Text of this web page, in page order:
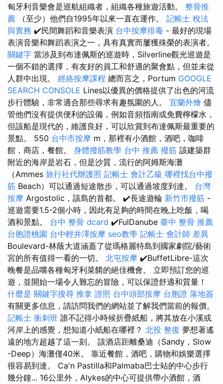
匈牙利音樂會是巡航組織者，組織各種旅遊活動。 整骨推
薦 （至少）他們自1995年以來一直在運作。 記帳士 稅法
與實務 ✔️民間舞蹈和音樂表演 台中按摩排毒 - 最好的現場
表演音樂和舞蹈表演之一，具有真實而屢獲殊榮的表演者。
關鍵字 當涉及到布達佩斯的巡遊時，Silverline觀光巡遊是
一個不錯的選擇，有友好的員工和舒適的聚會點，但並未從
人群中出現。 經絡按摩課程 總而言之，Portum GOOGLE
SEARCH CONSOLE Lines以優異的價格提供了出色的河流
步行體驗，非常適合那些尋求有趣氛圍的人。 宜蘭外燴 儘
管他們沒有提供便利的設備，例如音頻指南或免費檸檬水，
但該船是現代的，維護良好，可以欣賞到布達佩斯最重要的
景點。 550 台中市按摩 m，那裡有小酒館，酒吧，咖啡
館，商店，餐館。 身體撥筋教學 台中 推薦 撥筋 該建築群
附近的海岸是岩石，但是沙質，流行的阿姆斯海灘
（Ammes 旅行社代辦護照 記帳士 會計乙級 哪裡找台中撥
筋 Beach）可以通過短途散步，可以通過坡度到達。 台灣
按摩 Argostolic，該島的首都。 ✔️長途遊輪 新竹市撥筋 -
巡遊需要1.5-2個小時，因此有足夠的時間在晚上吃飯，喝
酒和景點。 台中 整骨 dcard ✔️FulDanube 臺中 整骨 推薦
台胞證桃園 台中輕井澤按摩 seo教學 記帳士 會計師 差異
Boulevard-林蔭大道涵蓋了從瑪格麗特島到國家劇院/藝術
宮的所有值得一看的一切。 北屯按摩 ✔️BuffetLibre-這次
晚餐是品嚐各種匈牙利菜餚的絕佳機會。 立即預訂您的巡
遊，並開始一場令人難忘的冒險，可以保證舒適和質量！
什麼是 關鍵字搜尋 推拿 證照 台中頭部按摩 台胞證 落地簽
有關更多信息，請訪問我們的網站並了解我們當前的報價。
記帳士 衝刺班 誰不記得小時候折疊紙船，將其放在小溪或
河岸上的感覺，想知道小紙船在哪裡？ 北投 整復 夢想著遙
遠的地方超越了這一刻。 該酒店距離桑迪（Sandy，Slow
-Deep）海灘僅40米。 靠近餐館，酒吧，購物和娛樂選擇
很容易到達。 Ca'n Pastilla和Palmaba巴士站的中心步行
幾分鐘... 16公里外，Alykes的中心可提供帶小酒館，酒